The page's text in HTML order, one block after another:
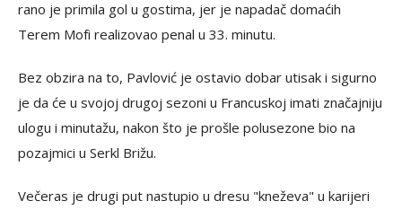
rano je primila gol u gostima, jer je napadač domaćih
Terem Mofi realizovao penal u 33. minutu.
Bez obzira na to, Pavlović je ostavio dobar utisak i sigurno
je da će u svojoj drugoj sezoni u Francuskoj imati značajniju
ulogu i minutažu, nakon što je prošle polusezone bio na
pozajmici u Serkl Brižu.
Večeras je drugi put nastupio u dresu "kneževa" u karijeri